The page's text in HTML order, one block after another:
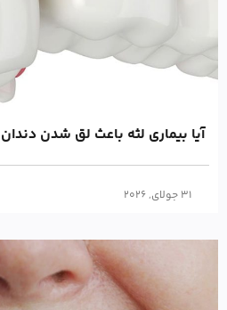
آیا بیماری لثه باعث لق شدن دندان